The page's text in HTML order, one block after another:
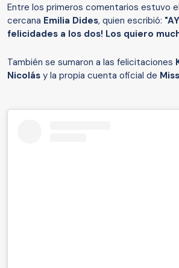
Entre los primeros comentarios estuvo
cercana Emilia Dides, quien escribió:
felicidades a los dos! Los quiero
También se sumaron a las felicitaciones
Nicolás y la propia cuenta oficial de